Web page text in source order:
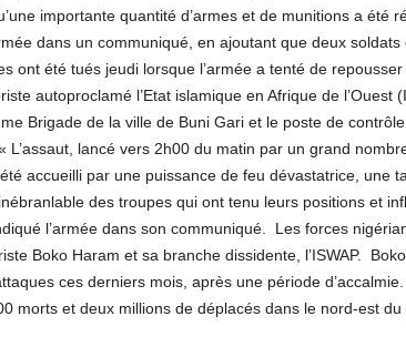
importante quantité d’armes et de munitions a été
dans un communiqué, en ajoutant que deux soldats
ont été tués jeudi lorsque l’armée a tenté de
autoproclamé l’Etat islamique en Afrique de l’Ouest
Brigade de la ville de Buni Gari et le poste de contrôle
L’assaut, lancé vers 2h00 du matin par un grand
accueilli par une puissance de feu dévastatrice, une
des troupes qui ont tenu leurs positions et
l’armée dans son communiqué. Les forces
Boko Haram et sa branche dissidente, l’ISWAP.
ces derniers mois, après une période d’accalmie.
morts et deux millions de déplacés dans le nord-est du